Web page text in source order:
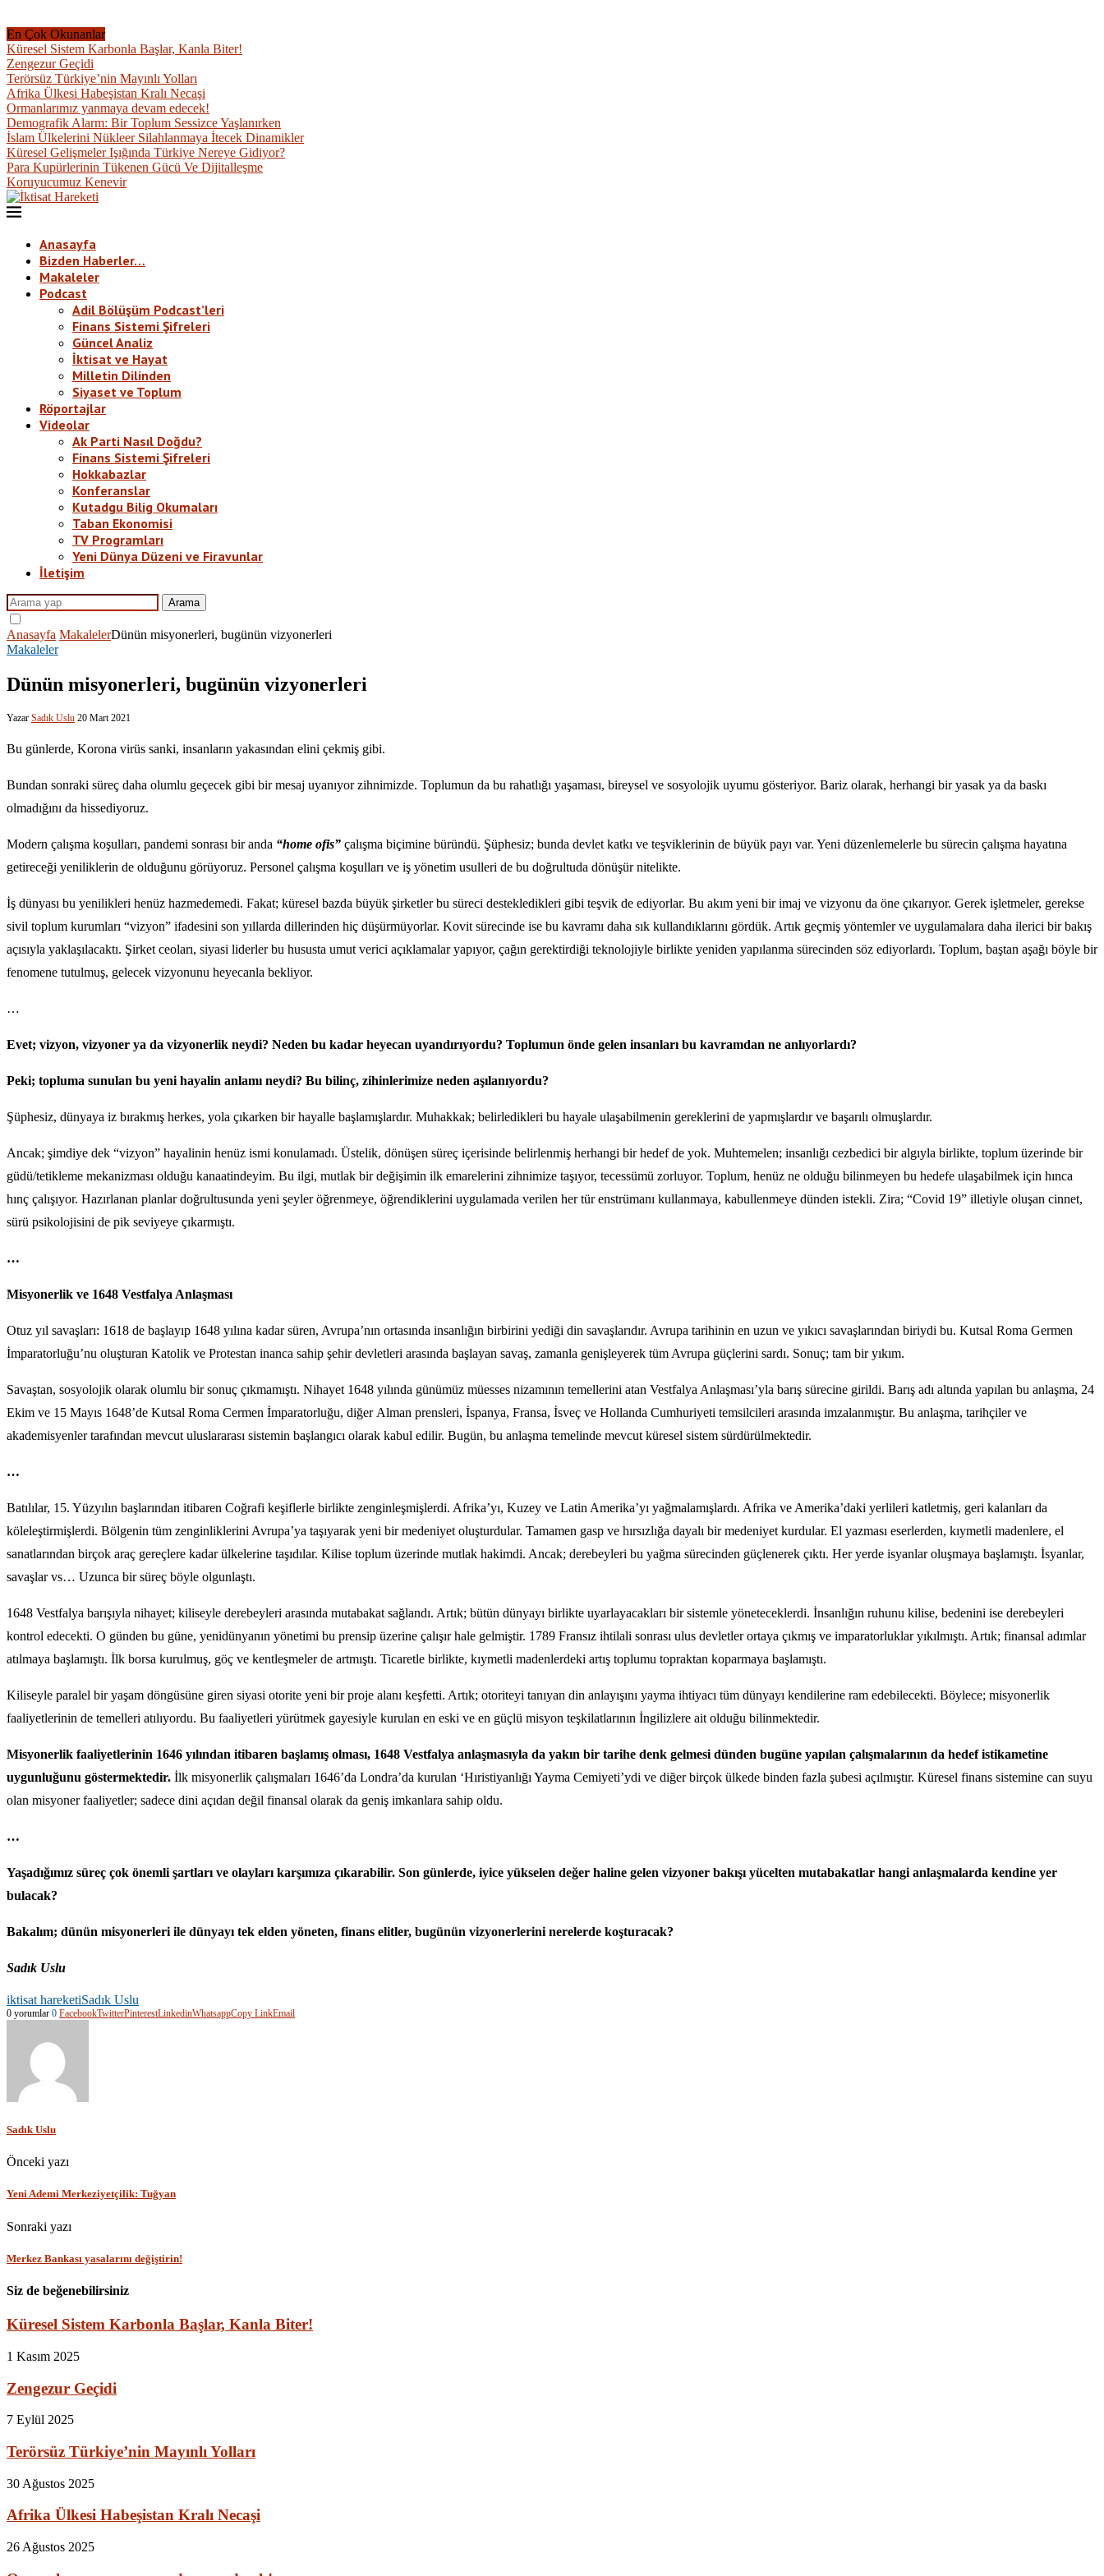
En Çok Okunanlar
Küresel Sistem Karbonla Başlar, Kanla Biter!
Zengezur Geçidi
Terörsüz Türkiye’nin Mayınlı Yolları
Afrika Ülkesi Habeşistan Kralı Necaşi
Ormanlarımız yanmaya devam edecek!
Demografik Alarm: Bir Toplum Sessizce Yaşlanırken
İslam Ülkelerini Nükleer Silahlanmaya İtecek Dinamikler
Küresel Gelişmeler Işığında Türkiye Nereye Gidiyor?
Para Kupürlerinin Tükenen Gücü Ve Dijitalleşme
Koruyucumuz Kenevir
Anasayfa
Bizden Haberler…
Makaleler
Podcast
Adil Bölüşüm Podcast’leri
Finans Sistemi Şifreleri
Güncel Analiz
İktisat ve Hayat
Milletin Dilinden
Siyaset ve Toplum
Röportajlar
Videolar
Ak Parti Nasıl Doğdu?
Finans Sistemi Şifreleri
Hokkabazlar
Konferanslar
Kutadgu Bilig Okumaları
Taban Ekonomisi
TV Programları
Yeni Dünya Düzeni ve Firavunlar
İletişim
Arama
Anasayfa MakalelerDünün misyonerleri, bugünün vizyonerleri
Makaleler
Dünün misyonerleri, bugünün vizyonerleri
Yazar Sadık Uslu 20 Mart 2021
Bu günlerde, Korona virüs sanki, insanların yakasından elini çekmiş gibi.
Bundan sonraki süreç daha olumlu geçecek gibi bir mesaj uyanıyor zihnimizde. Toplumun da bu rahatlığı yaşaması, bireysel ve sosyolojik uyumu gösteriyor. Bariz olarak, herhangi bir yasak ya da baskı
olmadığını da hissediyoruz.
Modern çalışma koşulları, pandemi sonrası bir anda “home ofis” çalışma biçimine büründü. Şüphesiz; bunda devlet katkı ve teşviklerinin de büyük payı var. Yeni düzenlemelerle bu sürecin çalışma hayatına
getireceği yeniliklerin de olduğunu görüyoruz. Personel çalışma koşulları ve iş yönetim usulleri de bu doğrultuda dönüşür nitelikte.
İş dünyası bu yenilikleri henüz hazmedemedi. Fakat; küresel bazda büyük şirketler bu süreci destekledikleri gibi teşvik de ediyorlar. Bu akım yeni bir imaj ve vizyonu da öne çıkarıyor. Gerek işletmeler, gerekse
sivil toplum kurumları “vizyon” ifadesini son yıllarda dillerinden hiç düşürmüyorlar. Kovit sürecinde ise bu kavramı daha sık kullandıklarını gördük. Artık geçmiş yöntemler ve uygulamalara daha ilerici bir bakış
açısıyla yaklaşılacaktı. Şirket ceoları, siyasi liderler bu hususta umut verici açıklamalar yapıyor, çağın gerektirdiği teknolojiyle birlikte yeniden yapılanma sürecinden söz ediyorlardı. Toplum, baştan aşağı böyle bir
fenomene tutulmuş, gelecek vizyonunu heyecanla bekliyor.
…
Evet; vizyon, vizyoner ya da vizyonerlik neydi? Neden bu kadar heyecan uyandırıyordu? Toplumun önde gelen insanları bu kavramdan ne anlıyorlardı?
Peki; topluma sunulan bu yeni hayalin anlamı neydi? Bu bilinç, zihinlerimize neden aşılanıyordu?
Şüphesiz, dünyaya iz bırakmış herkes, yola çıkarken bir hayalle başlamışlardır. Muhakkak; belirledikleri bu hayale ulaşabilmenin gereklerini de yapmışlardır ve başarılı olmuşlardır.
Ancak; şimdiye dek “vizyon” hayalinin henüz ismi konulamadı. Üstelik, dönüşen süreç içerisinde belirlenmiş herhangi bir hedef de yok. Muhtemelen; insanlığı cezbedici bir algıyla birlikte, toplum üzerinde bir
güdü/tetikleme mekanizması olduğu kanaatindeyim. Bu ilgi, mutlak bir değişimin ilk emarelerini zihnimize taşıyor, tecessümü zorluyor. Toplum, henüz ne olduğu bilinmeyen bu hedefe ulaşabilmek için hınca
hınç çalışıyor. Hazırlanan planlar doğrultusunda yeni şeyler öğrenmeye, öğrendiklerini uygulamada verilen her tür enstrümanı kullanmaya, kabullenmeye dünden istekli. Zira; “Covid 19” illetiyle oluşan cinnet,
sürü psikolojisini de pik seviyeye çıkarmıştı.
…
Misyonerlik ve 1648 Vestfalya Anlaşması
Otuz yıl savaşları: 1618 de başlayıp 1648 yılına kadar süren, Avrupa’nın ortasında insanlığın birbirini yediği din savaşlarıdır. Avrupa tarihinin en uzun ve yıkıcı savaşlarından biriydi bu. Kutsal Roma Germen
İmparatorluğu’nu oluşturan Katolik ve Protestan inanca sahip şehir devletleri arasında başlayan savaş, zamanla genişleyerek tüm Avrupa güçlerini sardı. Sonuç; tam bir yıkım.
Savaştan, sosyolojik olarak olumlu bir sonuç çıkmamıştı. Nihayet 1648 yılında günümüz müesses nizamının temellerini atan Vestfalya Anlaşması’yla barış sürecine girildi. Barış adı altında yapılan bu anlaşma, 24
Ekim ve 15 Mayıs 1648’de Kutsal Roma Cermen İmparatorluğu, diğer Alman prensleri, İspanya, Fransa, İsveç ve Hollanda Cumhuriyeti temsilcileri arasında imzalanmıştır. Bu anlaşma, tarihçiler ve
akademisyenler tarafından mevcut uluslararası sistemin başlangıcı olarak kabul edilir. Bugün, bu anlaşma temelinde mevcut küresel sistem sürdürülmektedir.
…
Batılılar, 15. Yüzyılın başlarından itibaren Coğrafi keşiflerle birlikte zenginleşmişlerdi. Afrika’yı, Kuzey ve Latin Amerika’yı yağmalamışlardı. Afrika ve Amerika’daki yerlileri katletmiş, geri kalanları da
köleleştirmişlerdi. Bölgenin tüm zenginliklerini Avrupa’ya taşıyarak yeni bir medeniyet oluşturdular. Tamamen gasp ve hırsızlığa dayalı bir medeniyet kurdular. El yazması eserlerden, kıymetli madenlere, el
sanatlarından birçok araç gereçlere kadar ülkelerine taşıdılar. Kilise toplum üzerinde mutlak hakimdi. Ancak; derebeyleri bu yağma sürecinden güçlenerek çıktı. Her yerde isyanlar oluşmaya başlamıştı. İsyanlar,
savaşlar vs… Uzunca bir süreç böyle olgunlaştı.
1648 Vestfalya barışıyla nihayet; kiliseyle derebeyleri arasında mutabakat sağlandı. Artık; bütün dünyayı birlikte uyarlayacakları bir sistemle yöneteceklerdi. İnsanlığın ruhunu kilise, bedenini ise derebeyleri
kontrol edecekti. O günden bu güne, yenidünyanın yönetimi bu prensip üzerine çalışır hale gelmiştir. 1789 Fransız ihtilali sonrası ulus devletler ortaya çıkmış ve imparatorluklar yıkılmıştı. Artık; finansal adımlar
atılmaya başlamıştı. İlk borsa kurulmuş, göç ve kentleşmeler de artmıştı. Ticaretle birlikte, kıymetli madenlerdeki artış toplumu topraktan koparmaya başlamıştı.
Kiliseyle paralel bir yaşam döngüsüne giren siyasi otorite yeni bir proje alanı keşfetti. Artık; otoriteyi tanıyan din anlayışını yayma ihtiyacı tüm dünyayı kendilerine ram edebilecekti. Böylece; misyonerlik
faaliyetlerinin de temelleri atılıyordu. Bu faaliyetleri yürütmek gayesiyle kurulan en eski ve en güçlü misyon teşkilatlarının İngilizlere ait olduğu bilinmektedir.
Misyonerlik faaliyetlerinin 1646 yılından itibaren başlamış olması, 1648 Vestfalya anlaşmasıyla da yakın bir tarihe denk gelmesi dünden bugüne yapılan çalışmalarının da hedef istikametine
uygunluğunu göstermektedir. İlk misyonerlik çalışmaları 1646’da Londra’da kurulan ‘Hıristiyanlığı Yayma Cemiyeti’ydi ve diğer birçok ülkede binden fazla şubesi açılmıştır. Küresel finans sistemine can suyu
olan misyoner faaliyetler; sadece dini açıdan değil finansal olarak da geniş imkanlara sahip oldu.
…
Yaşadığımız süreç çok önemli şartları ve olayları karşımıza çıkarabilir. Son günlerde, iyice yükselen değer haline gelen vizyoner bakışı yücelten mutabakatlar hangi anlaşmalarda kendine yer
bulacak?
Bakalım; dünün misyonerleri ile dünyayı tek elden yöneten, finans elitler, bugünün vizyonerlerini nerelerde koşturacak?
Sadık Uslu
iktisat hareketiSadık Uslu
0 yorumlar 0 FacebookTwitterPinterestLinkedinWhatsappCopy LinkEmail
Sadık Uslu
Önceki yazı
Yeni Ademi Merkeziyetçilik: Tuğyan
Sonraki yazı
Merkez Bankası yasalarını değiştirin!
Siz de beğenebilirsiniz
Küresel Sistem Karbonla Başlar, Kanla Biter!
1 Kasım 2025
Zengezur Geçidi
7 Eylül 2025
Terörsüz Türkiye’nin Mayınlı Yolları
30 Ağustos 2025
Afrika Ülkesi Habeşistan Kralı Necaşi
26 Ağustos 2025